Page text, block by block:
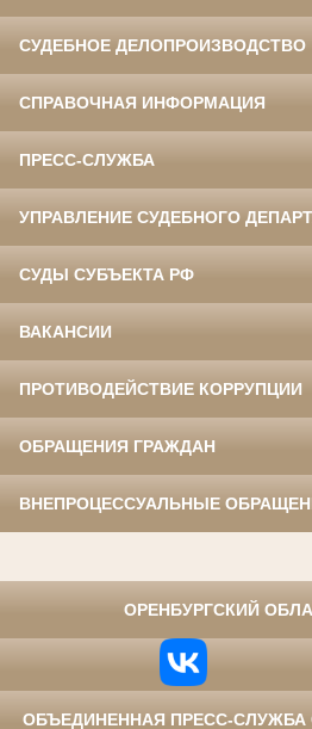
СУДЕБНОЕ ДЕЛОПРОИЗВОДСТВО
СПРАВОЧНАЯ ИНФОРМАЦИЯ
ПРЕСС-СЛУЖБА
УПРАВЛЕНИЕ СУДЕБНОГО
СУДЫ СУБЪЕКТА РФ
ВАКАНСИИ
ПРОТИВОДЕЙСТВИЕ КОРРУПЦИИ
ОБРАЩЕНИЯ ГРАЖДАН
ВНЕПРОЦЕССУАЛЬНЫЕ
ОРЕНБУРГСКИЙ
ОБЪЕДИНЕННАЯ ПРЕСС-СЛУЖБА